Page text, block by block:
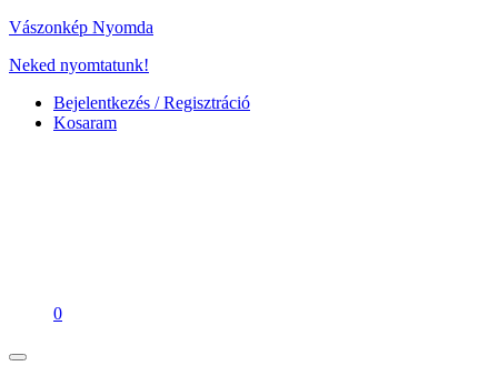
Vászonkép Nyomda
Neked nyomtatunk!
Bejelentkezés / Regisztráció
Kosaram
0